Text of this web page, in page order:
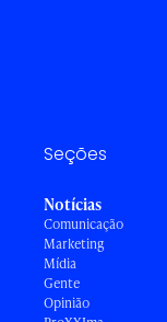
Seções
Notícias
Comunicação
Marketing
Mídia
Gente
Opinião